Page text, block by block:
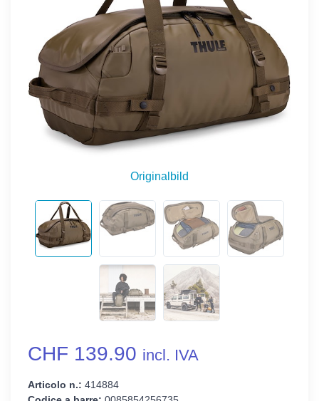
Originalbild
CHF 139.90 incl. IVA
Articolo n.: 414884